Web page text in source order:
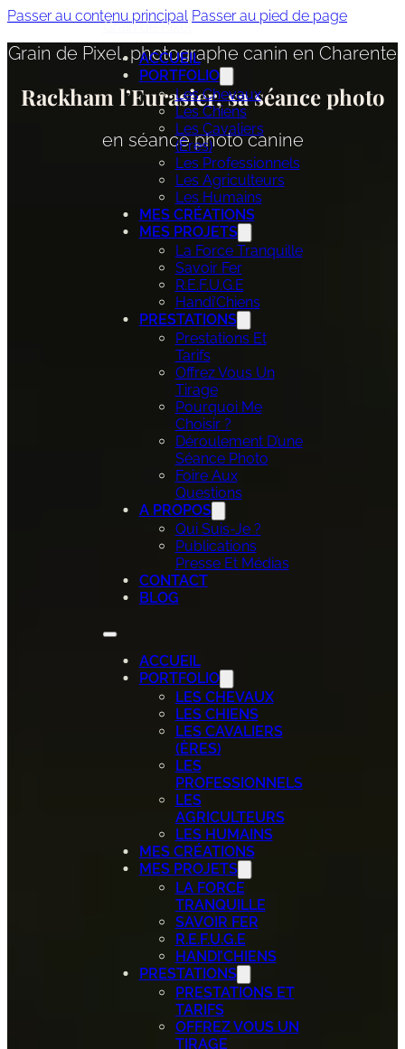
Passer au contenu principal Passer au pied de page
Grain de Pixel
ACCUEIL
PORTFOLIO
Les Chevaux
Les Chiens
Les Cavaliers
(ères)
Les Professionnels
Les Agriculteurs
Les Humains
MES CRÉATIONS
MES PROJETS
La Force Tranquille
Savoir Fer
R.E.F.U.G.E
Handi’Chiens
PRESTATIONS
Prestations Et
Tarifs
Offrez Vous Un
Tirage
Pourquoi Me
Choisir ?
Déroulement D’une
Séance Photo
Foire Aux
Questions
A PROPOS
Qui Suis-Je ?
Publications
Presse Et Médias
CONTACT
BLOG
ACCUEIL
PORTFOLIO
LES CHEVAUX
LES CHIENS
LES CAVALIERS
(ÈRES)
LES
PROFESSIONNELS
LES
AGRICULTEURS
LES HUMAINS
MES CRÉATIONS
MES PROJETS
LA FORCE
TRANQUILLE
SAVOIR FER
R.E.F.U.G.E
HANDI’CHIENS
PRESTATIONS
PRESTATIONS ET
TARIFS
OFFREZ VOUS UN
TIRAGE
Grain de Pixel, photographe canin en Charente
Rackham l’Eurasier, sa séance photo
en séance photo canine